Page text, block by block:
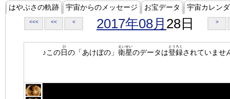
はやぶさの軌跡 宇宙からのメッセージ お宝データ 宇宙カレン
<<< << < 2017年08月 28日 >
♪この日
ひ
の「あけぼの」 衛星
えいせい
のデータは登録
とうろく
されていませ